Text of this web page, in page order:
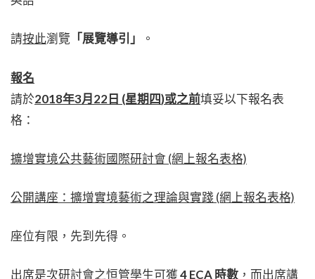
請按此瀏覽 「展覽導引」 。
報名
請於2018年3月22日 (星期四)或之前填妥以下報名表
格：
擴增實境公共藝術國際研討會 (網上報名表格)
公開講座：擴增實境藝術之理論與實踐 (網上報名表格)
座位有限，先到先得。
出席是次研討會之恒管學生可獲4 ECA 時數 ，而出席講